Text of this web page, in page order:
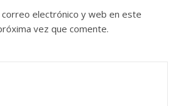
electrónico y web en este
vez que comente.